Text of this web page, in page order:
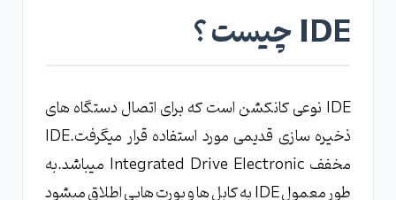
IDE چیست ؟
IDE نوعی کانکشن است که برای اتصال دستگاه های
ذخیره سازی قدیمی مورد استفاده قرار میگرفت.IDE
مخفف Integrated Drive Electronic میباشد.به
طور معمول IDE به کابل ها و پورت هایی اطلاق میشود